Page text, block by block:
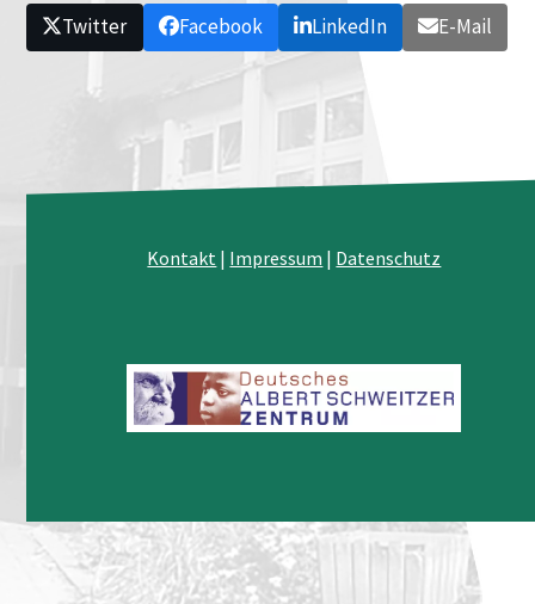
Twitter Facebook LinkedIn E-Mail
Kontakt | Impressum | Datenschutz